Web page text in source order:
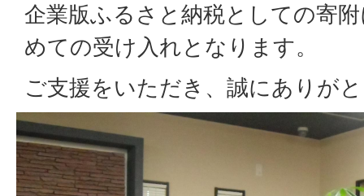
企業版ふるさと納税としての寄
めての受け入れとなります。
ご支援をいただき、誠にありが